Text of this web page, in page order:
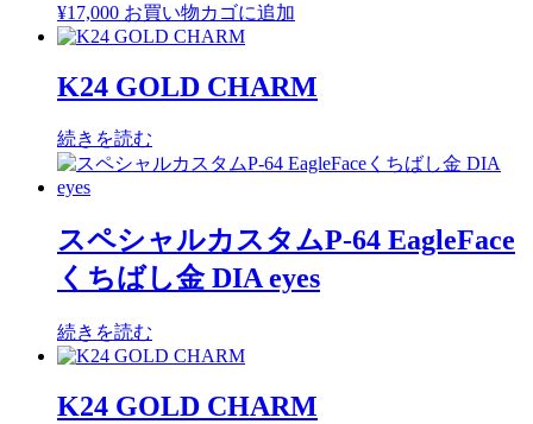
¥17,000 お買い物カゴに追加
K24 GOLD CHARM
続きを読む
スペシャルカスタムP-64 EagleFace
くちばし金 DIA eyes
続きを読む
K24 GOLD CHARM